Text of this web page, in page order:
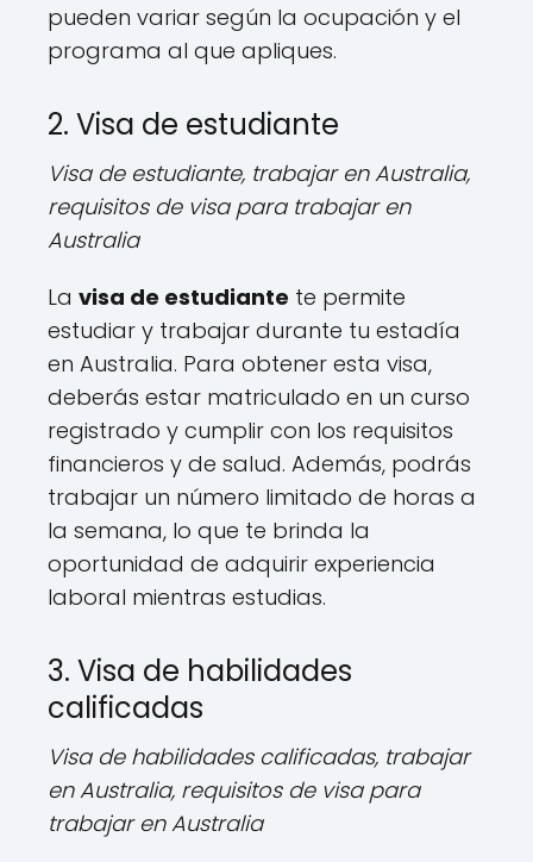
pueden variar según la ocupación y el
programa al que apliques.
2. Visa de estudiante
Visa de estudiante, trabajar en Australia,
requisitos de visa para trabajar en
Australia
La visa de estudiante te permite
estudiar y trabajar durante tu estadía
en Australia. Para obtener esta visa,
deberás estar matriculado en un curso
registrado y cumplir con los requisitos
financieros y de salud. Además, podrás
trabajar un número limitado de horas a
la semana, lo que te brinda la
oportunidad de adquirir experiencia
laboral mientras estudias.
3. Visa de habilidades
calificadas
Visa de habilidades calificadas, trabajar
en Australia, requisitos de visa para
trabajar en Australia